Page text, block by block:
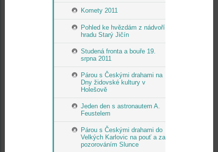
Komety 2011
Pohled ke hvězdám z nádvoří
hradu Starý Jičín
Studená fronta a bouře 19.
srpna 2011
Párou s Českými drahami na
Dny židovské kultury v
Holešově
Jeden den s astronautem A.
Feustelem
Párou s Českými drahami do
Velkých Karlovic na pouť a za
pozorováním Slunce